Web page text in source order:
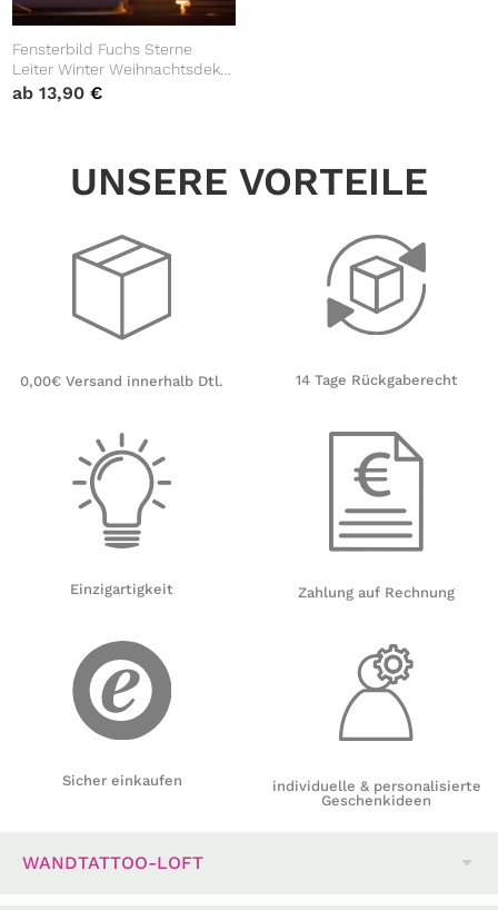
Fensterbild Fuchs Sterne
Leiter Winter Weihnachtsdeko
Mond Kinderzimmer Fenster
ab13,90€
UNSERE VORTEILE
0,00€ Versand innerhalb Dtl.
Einzigartigkeit
Sicher einkaufen
14 Tage Rückgaberecht
Zahlung auf Rechnung
individuelle & personalisierte
Geschenkideen
WANDTATTOO-LOFT